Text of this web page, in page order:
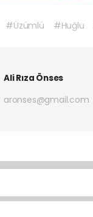
#Üzümlü #Huğlu
Ali Rıza Önses
aronses@gmail.com